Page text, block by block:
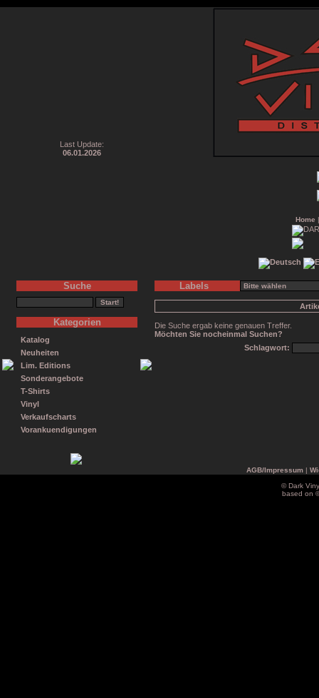
Last Update:
06.01.2026
Home
Suche
Kategorien
Katalog
Neuheiten
Lim. Editions
Sonderangebote
T-Shirts
Vinyl
Verkaufscharts
Vorankuendigungen
Labels
Die Suche ergab keine genauen Treffer.
Möchten Sie nocheinmal Suchen?
Schlagwort:
AGB/Impressum|
© Dark
based on